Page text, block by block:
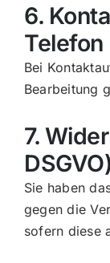
6.
Telefon
Bei
Bearbeitung
7.
DSGVO)
Sie haben
gegen die
sofern diese